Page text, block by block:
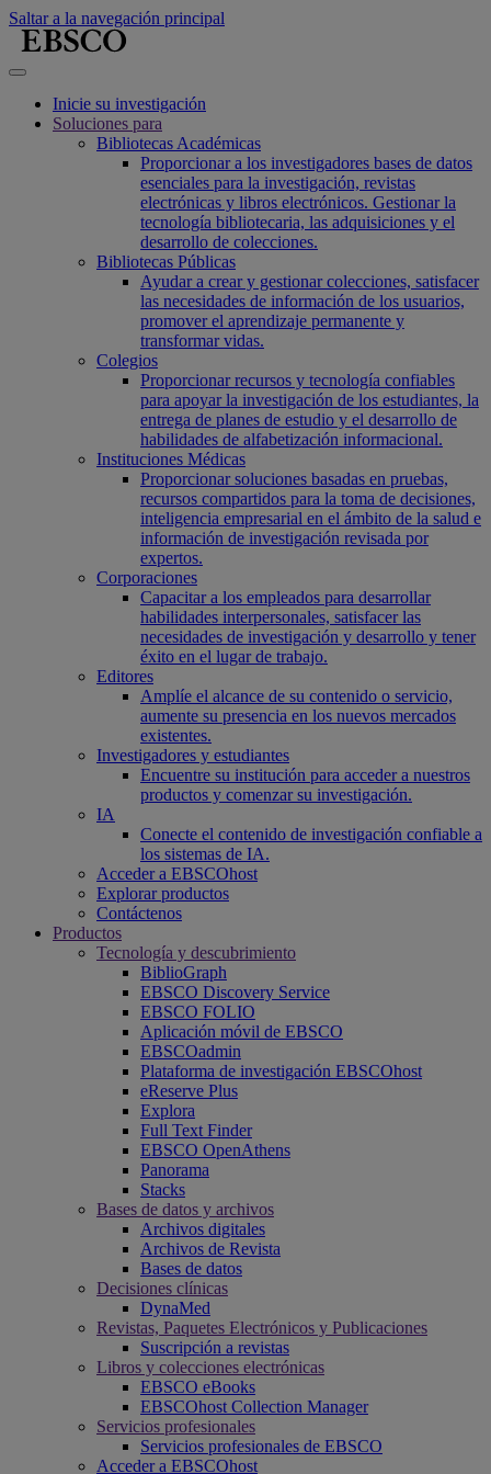
Saltar a la navegación principal
Inicie su investigación
Soluciones para
Bibliotecas Académicas
Proporcionar a los investigadores bases de datos
esenciales para la investigación, revistas
electrónicas y libros electrónicos. Gestionar la
tecnología bibliotecaria, las adquisiciones y el
desarrollo de colecciones.
Bibliotecas Públicas
Ayudar a crear y gestionar colecciones, satisfacer
las necesidades de información de los usuarios,
promover el aprendizaje permanente y
transformar vidas.
Colegios
Proporcionar recursos y tecnología confiables
para apoyar la investigación de los estudiantes, la
entrega de planes de estudio y el desarrollo de
habilidades de alfabetización informacional.
Instituciones Médicas
Proporcionar soluciones basadas en pruebas,
recursos compartidos para la toma de decisiones,
inteligencia empresarial en el ámbito de la salud e
información de investigación revisada por
expertos.
Corporaciones
Capacitar a los empleados para desarrollar
habilidades interpersonales, satisfacer las
necesidades de investigación y desarrollo y tener
éxito en el lugar de trabajo.
Editores
Amplíe el alcance de su contenido o servicio,
aumente su presencia en los nuevos mercados
existentes.
Investigadores y estudiantes
Encuentre su institución para acceder a nuestros
productos y comenzar su investigación.
IA
Conecte el contenido de investigación confiable a
los sistemas de IA.
Acceder a EBSCOhost
Explorar productos
Contáctenos
Productos
Tecnología y descubrimiento
BiblioGraph
EBSCO Discovery Service
EBSCO FOLIO
Aplicación móvil de EBSCO
EBSCOadmin
Plataforma de investigación EBSCOhost
eReserve Plus
Explora
Full Text Finder
EBSCO OpenAthens
Panorama
Stacks
Bases de datos y archivos
Archivos digitales
Archivos de Revista
Bases de datos
Decisiones clínicas
DynaMed
Revistas, Paquetes Electrónicos y Publicaciones
Suscripción a revistas
Libros y colecciones electrónicas
EBSCO eBooks
EBSCOhost Collection Manager
Servicios profesionales
Servicios profesionales de EBSCO
Acceder a EBSCOhost